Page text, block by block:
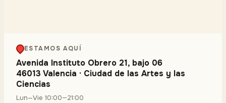
ESTAMOS AQUÍ
Avenida Instituto Obrero 21, bajo 06
46013 Valencia · Ciudad de las Artes y las
Ciencias
Lun—Vie 10:00—21:00